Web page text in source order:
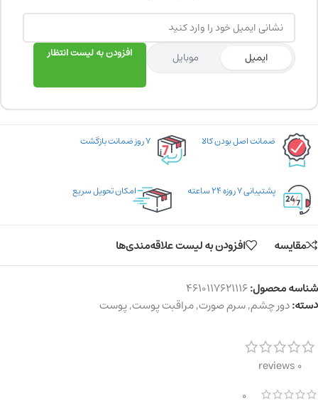
ایمیل موبایل افزودن به لیست انتظار
ضمانت اصل بودن کالا ۷ روز ضمانت بازگشت
پشتیبانی ۷ روزه ۲۴ ساعته امکان تحویل سریع
مقایسه افزودن به لیست علاقه‌مندی‌ها
شناسه محصول:4610117621116
دسته:دور چشم,سرم صورت,مراقبت پوست,پوست
0 reviews
0